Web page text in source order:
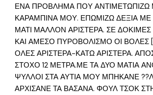
ΕΝΑ ΠΡΟΒΛΗΜΑ ΠΟΥ ΑΝΤΙΜΕΤΩΠΙΖΩ
ΚΑΡΑΜΠΙΝΑ ΜΟΥ. ΕΠΩΜΙΖΩ ΔΕΞΙΑ ΜΕ
ΜΑΤΙ ΜΑΛΛΟΝ ΑΡΙΣΤΕΡΑ. ΣΕ
ΚΑΙ ΑΜΕΣΟ ΠΥΡΟΒΟΛΙΣΜΟ ΟΙ ΒΟΛΕΣ
ΟΛΕΣ ΑΡΙΣΤΕΡΑ-ΚΑΤΩ ΑΡΙΣΤΕΡΑ.
ΣΤΟΧΟ 12 ΜΕΤΡΑ.ΜΕ ΤΑ ΔΥΟ ΜΑΤΙΑ
ΨΥΛΛΟΙ ΣΤΑ ΑΥΤΙΑ ΜΟΥ ΜΠΗΚΑΝΕ
ΑΡΧΙΣΑΝΕ ΤΑ ΒΑΣΑΝΑ. ΦΟΥΛ ΤΣΟΚ